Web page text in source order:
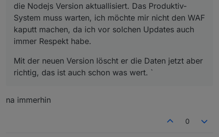
die Nodejs Version aktuallisiert. Das Produktiv-
System muss warten, ich möchte mir nicht den WAF
kaputt machen, da ich vor solchen Updates auch
immer Respekt habe.
Mit der neuen Version löscht er die Daten jetzt aber
richtig, das ist auch schon was wert. `
na immerhin
0